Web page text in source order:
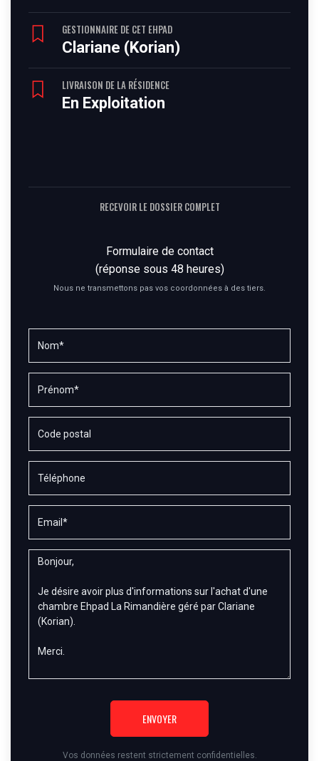
GESTIONNAIRE DE CET EHPAD
Clariane (Korian)
LIVRAISON DE LA RÉSIDENCE
En Exploitation
RECEVOIR LE DOSSIER COMPLET
Formulaire de contact
(réponse sous 48 heures)
Nous ne transmettons pas vos coordonnées à des tiers.
ENVOYER
Vos données restent strictement confidentielles.